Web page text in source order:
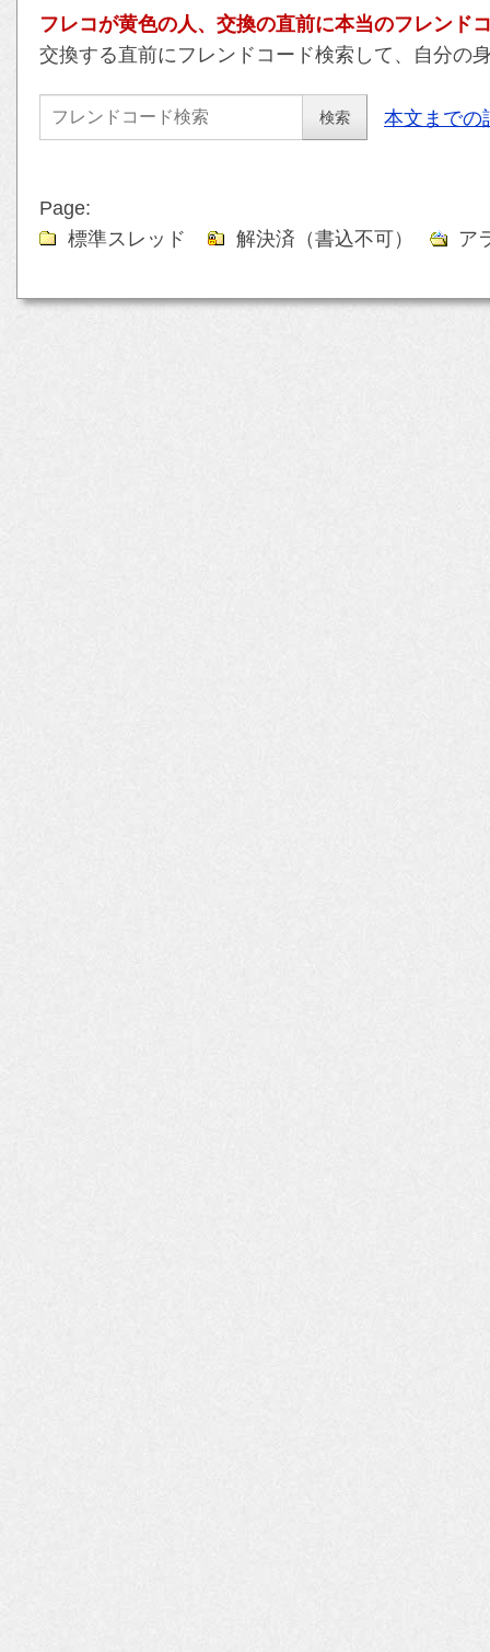
フレコが黄色の人、交換の直前に本当のフレンド
交換する直前にフレンドコード検索して、自分の
本文までの
Page:
標準スレッド
解決済（書込不可） ア